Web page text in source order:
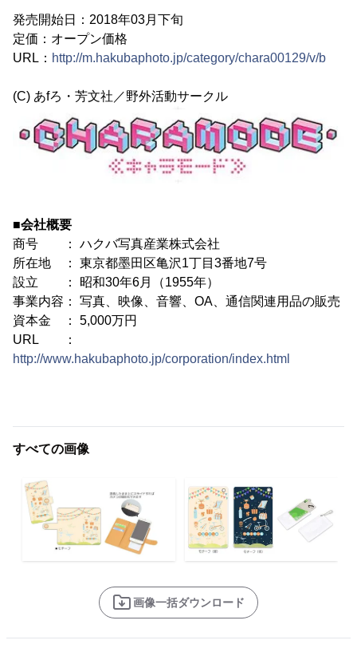
発売開始日：2018年03月下旬
定価：オープン価格
URL： http://m.hakubaphoto.jp/category/chara00129/v/b
(C) あfろ・芳文社／野外活動サークル
■会社概要
商号 ： ハクバ写真産業株式会社
所在地 ： 東京都墨田区亀沢1丁目3番地7号
設立 ： 昭和30年6月（1955年）
事業内容： 写真、映像、音響、OA、通信関連用品の販売
資本金 ： 5,000万円
URL ：
http://www.hakubaphoto.jp/corporation/index.html
すべての画像
画像一括ダウンロード